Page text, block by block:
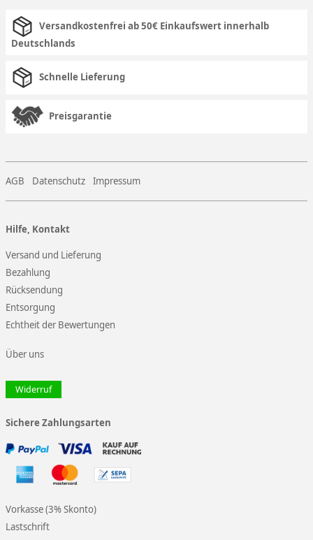
Versandkostenfrei ab 50€ Einkaufswert innerhalb
Deutschlands
Schnelle Lieferung
Preisgarantie
AGB Datenschutz Impressum
Hilfe, Kontakt
Versand und Lieferung
Bezahlung
Rücksendung
Entsorgung
Echtheit der Bewertungen
Über uns
Widerruf
Sichere Zahlungsarten
Vorkasse (3% Skonto)
Lastschrift